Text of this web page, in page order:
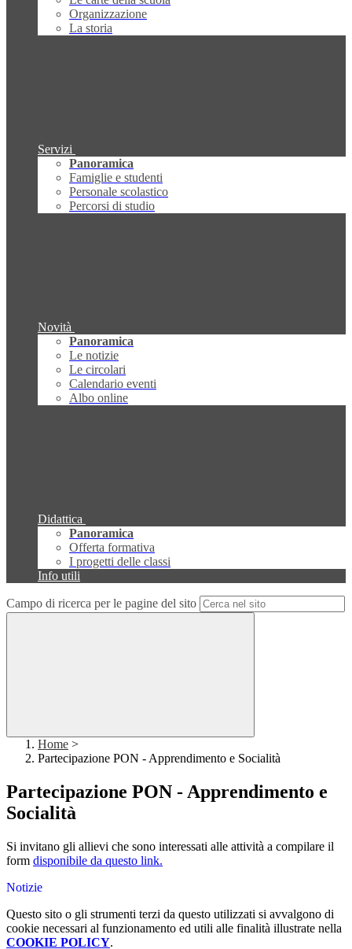
Organizzazione
La storia
Servizi
Panoramica
Famiglie e studenti
Personale scolastico
Percorsi di studio
Novità
Panoramica
Le notizie
Le circolari
Calendario eventi
Albo online
Didattica
Panoramica
Offerta formativa
I progetti delle classi
Info utili
Campo di ricerca per le pagine del sito
Home >
Partecipazione PON - Apprendimento e Socialità
Partecipazione PON - Apprendimento e
Socialità
Si invitano gli allievi che sono interessati alle attività a compilare il
form disponibile da questo link.
Notizie
Questo sito o gli strumenti terzi da questo utilizzati si avvalgono di
cookie necessari al funzionamento ed utili alle finalità illustrate nella
COOKIE POLICY.